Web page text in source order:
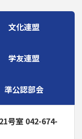
文化連盟
学友連盟
準公認部会
号室 042-674-